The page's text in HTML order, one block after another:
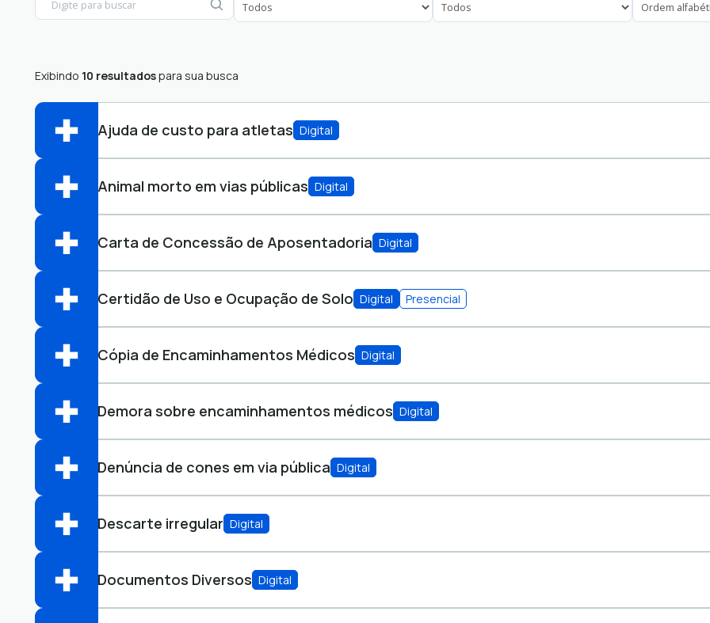
Exibindo 10 resultadospara sua busca
Ajuda de custo para atletas Digital
Protocolo
Abrir online > Via protocolo 1Doc
Perfis:
Animal morto em vias públicas Digital
Ouvidoria
Abrir online > Via protocolo 1Doc
Perfis:
Carta de Concessão de Aposentadoria Digital
Protocolo
Abrir online > Via protocolo 1Doc
Perfis:
Certidão de Uso e Ocupação de Solo Digital Presencial
Protocolo
Abrir online > Via protocolo 1Doc
Perfis:
Cópia de Encaminhamentos Médicos Digital
Protocolo
Abrir online > Via protocolo 1Doc
Perfis:
Demora sobre encaminhamentos médicos Digital
Ouvidoria
Abrir online > Via protocolo 1Doc
Perfis:
Denúncia de cones em via pública Digital
Ouvidoria
Abrir online > Via protocolo 1Doc
Perfis:
Descarte irregular Digital
Ouvidoria
Abrir online > Via protocolo 1Doc
Documentos Diversos Digital